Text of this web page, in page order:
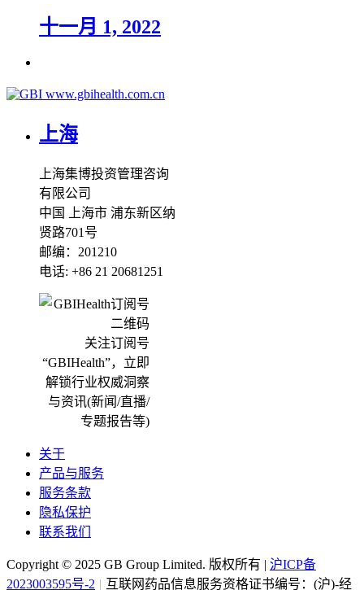
十一月 1, 2022
BIFT-CGT China 中国生物制药创新
与前沿技术峰会
BioCon Expo第九届国际生物药大会
暨展览会
BPC 2022 创新药系列专题会议
(English) euroPLX 78 Lisbon
(Portugal)
2022BRD中国(北京)生物药创新开发
大会
第二届中国医药尽职调查大会2021
www.gbihealth.com.cn
上海
上海集博投资管理咨询
有限公司
中国 上海市 浦东新区纳
贤路701号
邮编：201210
电话: +86 21 20681251
关注订阅号
“GBIHealth”，立即
解锁行业权威洞察
与资讯(新闻/直播/
专题报告等)
关于
产品与服务
服务条款
隐私保护
联系我们
Copyright © 2025 GB Group Limited. 版权所有 | 沪ICP备
2023003595号-2 | 互联网药品信息服务资格证书编号：(沪)-经